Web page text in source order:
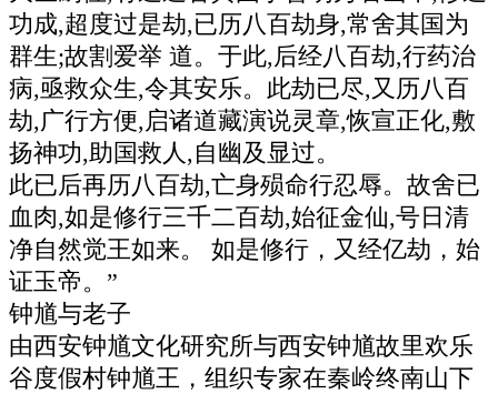
功成,超度过是劫,已历八百劫身,常舍其国为
群生;故割爱举 道。于此,后经八百劫,行药治
病,亟救众生,令其安乐。此劫已尽,又历八百
劫,广行方便,启诸道藏演说灵章,恢宣正化,敷
扬神功,助国救人,自幽及显过。
此已后再历八百劫,亡身殒命行忍辱。故舍已
血肉,如是修行三千二百劫,始征金仙,号日清
净自然觉王如来。 如是修行，又经亿劫，始
证玉帝。”
钟馗与老子
由西安钟馗文化研究所与西安钟馗故里欢乐
谷度假村钟馗王，组织专家在秦岭终南山下